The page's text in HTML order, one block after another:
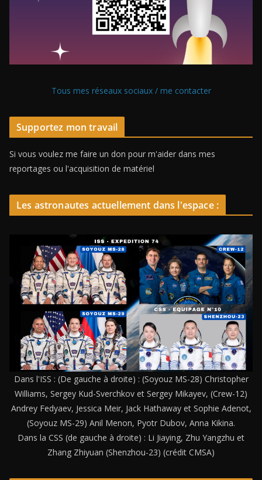
Tous mes réseaux sociaux / me contacter
Supportez mon travail
Si vous voulez me faire un don pour m'aider dans mes
reportages ou l'acquisition de matériel
Les astronautes actuellement dans l'espace :
Dans l'ISS : (De gauche à droite) : (Soyouz MS-28) Christopher
Williams, Sergey Kud-Sverchkov et Sergey Mikayev, (Crew-12)
Andrey Fedyaev, Jessica Meir, Jack Hathaway et Sophie Adenot,
(Soyouz MS-29) Anil Menon, Pyotr Dubov, Anna Kikina.
Dans la CSS (de gauche à droite) : Li Jiaying, Zhu Yangzhu et
Zhang Zhiyuan (Shenzhou-23) (crédit CMSA)